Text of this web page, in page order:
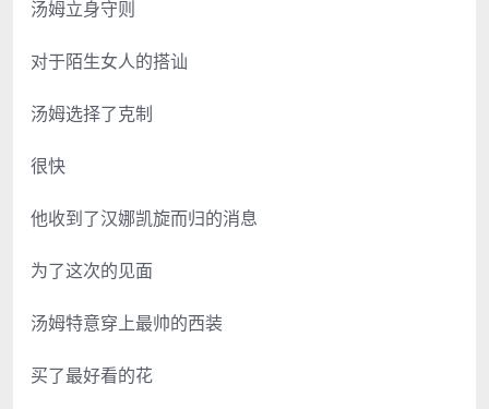
汤姆立身守则
对于陌生女人的搭讪
汤姆选择了克制
很快
他收到了汉娜凯旋而归的消息
为了这次的见面
汤姆特意穿上最帅的西装
买了最好看的花